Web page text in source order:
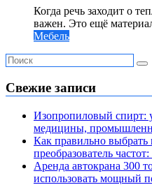
Когда речь заходит о
важен. Это ещё
Мебель
Свежие записи
Изопропиловый спирт:
медицины,
Как правильно выбрать
преобразователь
Аренда автокрана 300
использовать мощный